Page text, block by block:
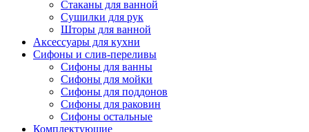
Стаканы для ванной
Сушилки для рук
Шторы для ванной
Аксессуары для кухни
Сифоны и слив-переливы
Сифоны для ванны
Сифоны для мойки
Сифоны для поддонов
Сифоны для раковин
Сифоны остальные
Комплектующие